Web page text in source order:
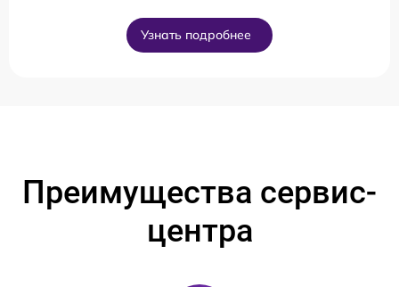
Узнать подробнее
Преимущества сервис-
центра